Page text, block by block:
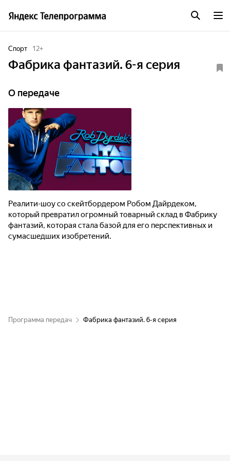
Спорт 12+
Фабрика фантазий. 6-я серия
О передаче
Реалити-шоу со скейтбордером Робом Дайрдеком,
который превратил огромный товарный склад в Фабрику
фантазий, которая стала базой для его перспективных и
сумасшедших изобретений.
Программа передач Фабрика фантазий. 6-я серия